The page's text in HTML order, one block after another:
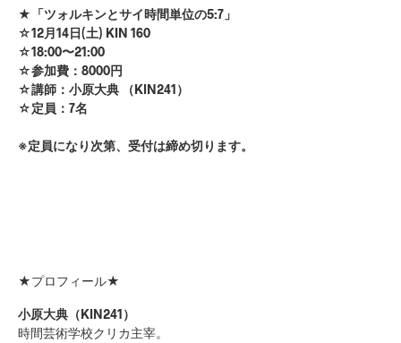
★「ツォルキンとサイ時間単位の5:7」
☆12月14日(土) KIN 160
☆18:00〜21:00
☆参加費：8000円
☆講師：小原大典 （KIN241）
☆定員：7名
※定員になり次第、受付は締め切ります。
★プロフィール★
小原大典（KIN241）
時間芸術学校クリカ主宰。